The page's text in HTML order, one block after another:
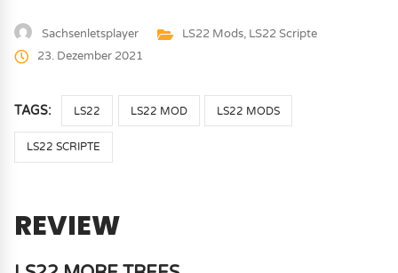
Sachsenletsplayer LS22 Mods, LS22 Scripte
23. Dezember 2021
TAGS: LS22 LS22 MOD LS22 MODS
LS22 SCRIPTE
REVIEW